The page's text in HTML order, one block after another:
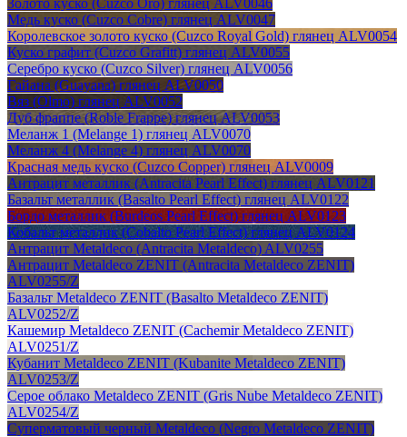
Медь куско (Cuzco Cobre) глянец ALV0047
Королевское золото куско (Cuzco Royal Gold) глянец ALV0054
Куско графит (Cuzco Grafitt) глянец ALV0055
Серебро куско (Cuzco Silver) глянец ALV0056
Гайана (Guayana) глянец ALV0050
Вяз (Olmo) глянец ALV0052
Дуб фраппе (Roble Frappe) глянец ALV0053
Меланж 1 (Melange 1) глянец ALV0070
Меланж 4 (Melange 4) глянец ALV0070
Красная медь куско (Cuzco Copper) глянец ALV0009
Антрацит металлик (Antracita Pearl Effect) глянец ALV0121
Базальт металлик (Basalto Pearl Effect) глянец ALV0122
Бордо металлик (Burdeos Pearl Effect) глянец ALV0123
Кобальт металлик (Cobalto Pearl Effect) глянец ALV0124
Антрацит Metaldeco (Antracita Metaldeco) ALV0255
Антрацит Metaldeco ZENIT (Antracita Metaldeco ZENIT)
ALV0255/Z
Базальт Metaldeco ZENIT (Basalto Metaldeco ZENIT)
ALV0252/Z
Кашемир Metaldeco ZENIT (Cachemir Metaldeco ZENIT)
ALV0251/Z
Кубанит Metaldeco ZENIT (Kubanite Metaldeco ZENIT)
ALV0253/Z
Серое облако Metaldeco ZENIT (Gris Nube Metaldeco ZENIT)
ALV0254/Z
Суперматовый черный Metaldeco (Negro Metaldeco ZENIT)